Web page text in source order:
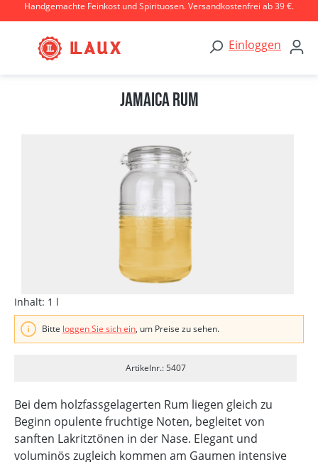
Zum Hauptinhalt springen
Handgemachte Feinkost und Spirituosen. Versandkostenfrei ab 39 €.
Einloggen
Bildergalerie überspringen
Jamaica Rum
Inhalt: 1 l
Bitte loggen Sie sich ein, um Preise zu sehen.
Artikelnr.: 5407
Bei dem holzfassgelagerten Rum liegen gleich zu
Beginn opulente fruchtige Noten, begleitet von
sanften Lakritztönen in der Nase. Elegant und
voluminös zugleich kommen am Gaumen intensive